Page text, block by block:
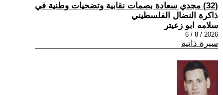
(32) مجدي سعادة بصمات نقابية وتضحيات وطنية في
ذاكرة النضال الفلسطيني
سلامه ابو زعيتر
2026 / 8 / 6
سيرة ذاتية